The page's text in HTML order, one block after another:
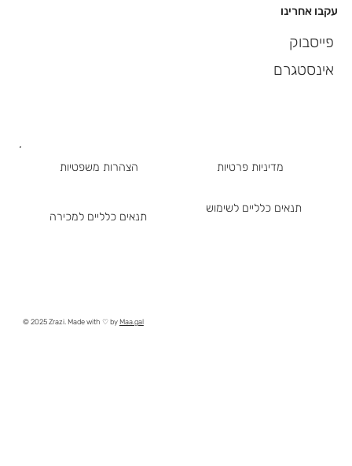
עקבו אחרינו
פייסבוק
אינסטגרם
מדיניות פרטיות
תנאים כלליים למכירה
תנאים כלליים לשימוש
הצהרות משפטיות
© 2025 Zrazi. Made with ♡ byMaa.gal